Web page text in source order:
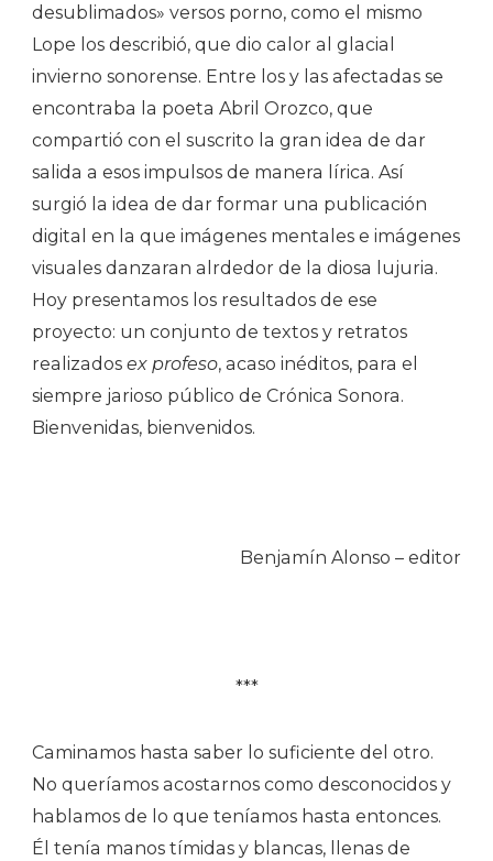
desublimados» versos porno, como el mismo
Lope los describió, que dio calor al glacial
invierno sonorense. Entre los y las afectadas se
encontraba la poeta Abril Orozco, que
compartió con el suscrito la gran idea de dar
salida a esos impulsos de manera lírica. Así
surgió la idea de dar formar una publicación
digital en la que imágenes mentales e imágenes
visuales danzaran alrdedor de la diosa lujuria.
Hoy presentamos los resultados de ese
proyecto: un conjunto de textos y retratos
realizados ex profeso, acaso inéditos, para el
siempre jarioso público de Crónica Sonora.
Bienvenidas, bienvenidos.
Benjamín Alonso – editor
***
Caminamos hasta saber lo suficiente del otro.
No queríamos acostarnos como desconocidos y
hablamos de lo que teníamos hasta entonces.
Él tenía manos tímidas y blancas, llenas de